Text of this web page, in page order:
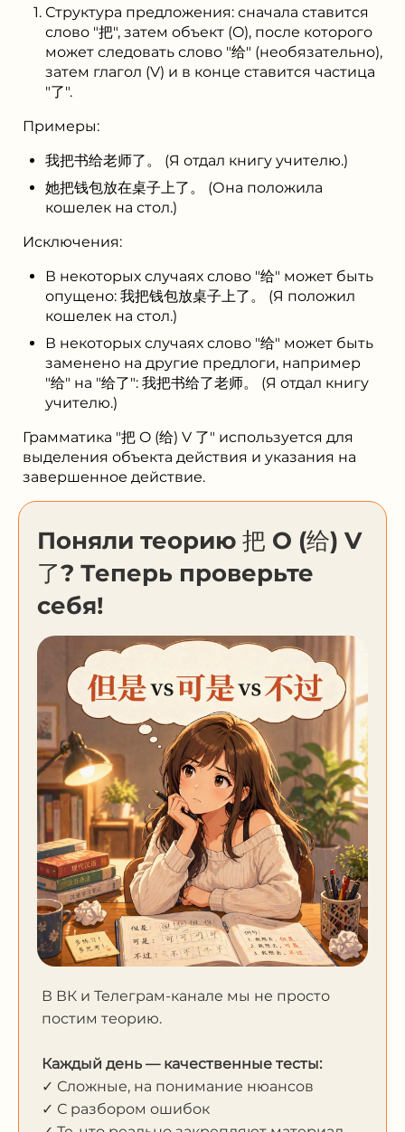
Структура предложения: сначала ставится
слово "把", затем объект (O), после которого
может следовать слово "给" (необязательно),
затем глагол (V) и в конце ставится частица
"了".
Примеры:
我把书给老师了。 (Я отдал книгу учителю.)
她把钱包放在桌子上了。 (Она положила
кошелек на стол.)
Исключения:
В некоторых случаях слово "给" может быть
опущено: 我把钱包放桌子上了。 (Я положил
кошелек на стол.)
В некоторых случаях слово "给" может быть
заменено на другие предлоги, например
"给" на "给了": 我把书给了老师。 (Я отдал книгу
учителю.)
Грамматика "把 O (给) V 了" используется для
выделения объекта действия и указания на
завершенное действие.
Поняли теорию 把 O (给) V
了? Теперь проверьте
себя!
В ВК и Телеграм-канале мы не просто
постим теорию.
Каждый день — качественные тесты:
✓ Сложные, на понимание нюансов
✓ С разбором ошибок